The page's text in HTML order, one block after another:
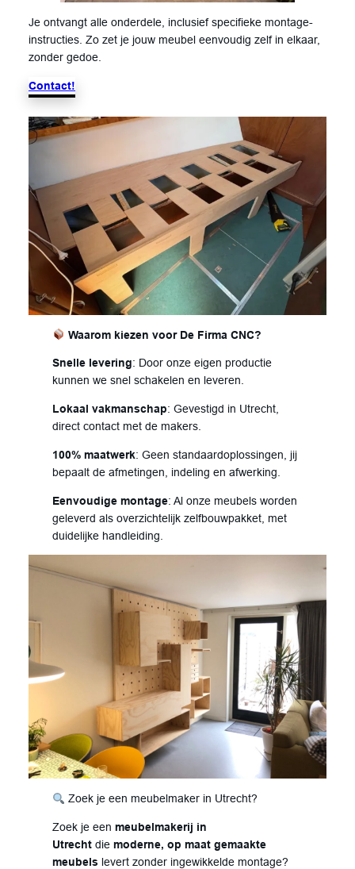
Je ontvangt alle onderdele, inclusief specifieke montage-
instructies. Zo zet je jouw meubel eenvoudig zelf in elkaar,
zonder gedoe.
Contact!
Waarom kiezen voor De Firma CNC?
Snelle levering: Door onze eigen productie
kunnen we snel schakelen en leveren.
Lokaal vakmanschap: Gevestigd in Utrecht,
direct contact met de makers.
100% maatwerk: Geen standaardoplossingen, jij
bepaalt de afmetingen, indeling en afwerking.
Eenvoudige montage: Al onze meubels worden
geleverd als overzichtelijk zelfbouwpakket, met
duidelijke handleiding.
Zoek je een meubelmaker in Utrecht?
Zoek je eenmeubelmakerij in
Utrecht diemoderne, op maat gemaakte
meubels levert zonder ingewikkelde montage?